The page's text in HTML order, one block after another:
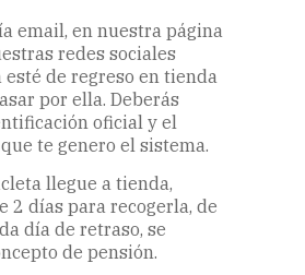
email, en nuestra página
redes sociales
de regreso en tienda
por ella. Deberás
oficial y el
te genero el sistema.
llegue a tienda,
2 días para recogerla, de
día de retraso, se
de pensión.